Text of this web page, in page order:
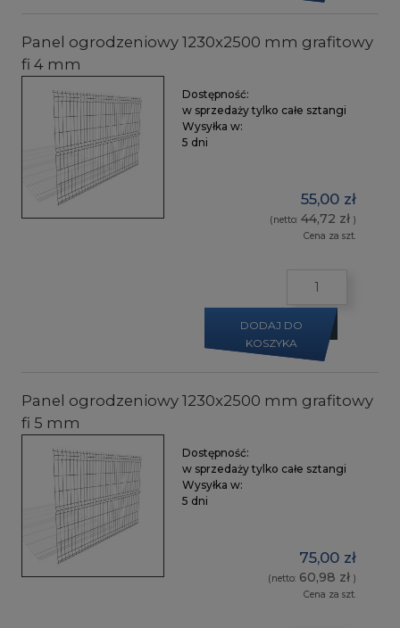
Panel ogrodzeniowy 1230x2500 mm grafitowy
fi 4 mm
Dostępność:
w sprzedaży tylko całe sztangi
Wysyłka w:
5 dni
55,00 zł
(netto: 44,72 zł )
Cena za szt.
DODAJ DO
KOSZYKA
Panel ogrodzeniowy 1230x2500 mm grafitowy
fi 5 mm
Dostępność:
w sprzedaży tylko całe sztangi
Wysyłka w:
5 dni
75,00 zł
(netto: 60,98 zł )
Cena za szt.